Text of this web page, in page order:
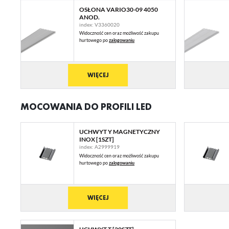
OSŁONA VARIO30-09 4050
ANOD.
index: V3360020
Widoczność cen oraz możliwość zakupu
hurtowego pozalogowaniu
WIĘCEJ
MOCOWANIA DO PROFILI LED
UCHWYT Y MAGNETYCZNY
INOX [1SZT]
index: A2999919
Widoczność cen oraz możliwość zakupu
hurtowego pozalogowaniu
WIĘCEJ